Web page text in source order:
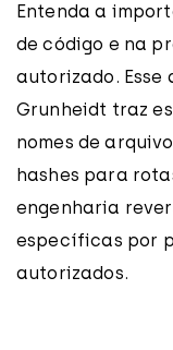
Entenda a
de código e na
autorizado.
Grunheidt traz
nomes de
hashes para
engenharia
específicas por
autorizados.